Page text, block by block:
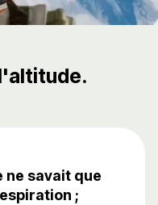
ne savait que
;